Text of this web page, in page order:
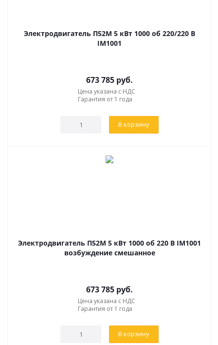
Электродвигатель П52М 5 кВт 1000 об 220/220 В
IM1001
673 785 руб.
Цена указана с НДС
Гарантия от 1 года
В корзину
Электродвигатель П52М 5 кВт 1000 об 220 В IM1001
возбуждение смешанное
673 785 руб.
Цена указана с НДС
Гарантия от 1 года
В корзину